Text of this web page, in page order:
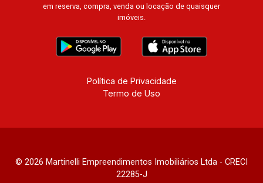
em reserva, compra, venda ou locação de quaisquer
imóveis.
Política de Privacidade
Termo de Uso
© 2026 Martinelli Empreendimentos Imobiliários Ltda - CRECI
22285-J